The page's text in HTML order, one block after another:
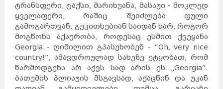
ტრანსფერი, ტაქსი, მარიხუანა, მასაჟი - მოკლედ
ყველაფერი, რაშიც შეიძლება ფული
გამოგართვან. გეკითხებიან საიდან ხარ, როგორ
მოგწონს აქაურობა, როდესაც ესმით ქვეყანა
Georgia - ღიმილით გპასუხობენ - “Oh, very nice
country!”, ამავდროულად სახეზე ეტყობათ, რომ
წარმოდგენა არ აქვს სად არის ეს „Georgia”.
ბათუმის პლიაჟის მსგავსად, აქაცწინ და უკან